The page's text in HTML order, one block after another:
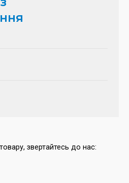
звертайтесь до нас: